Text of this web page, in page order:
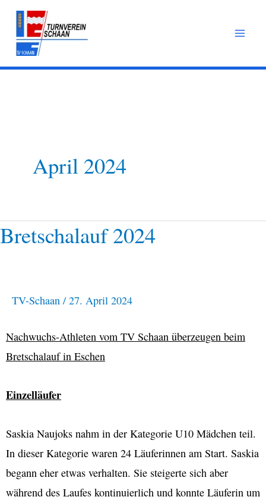
Zum
Inhalt
springen
April 2024
Bretschalauf 2024
TV-Schaan / 27. April 2024
Nachwuchs-Athleten vom TV Schaan überzeugen beim
Bretschalauf in Eschen
Einzelläufer
Saskia Naujoks nahm in der Kategorie U10 Mädchen teil.
In dieser Kategorie waren 24 Läuferinnen am Start. Saskia
begann eher etwas verhalten. Sie steigerte sich aber
während des Laufes kontinuierlich und konnte Läuferin um
Bretschalauf